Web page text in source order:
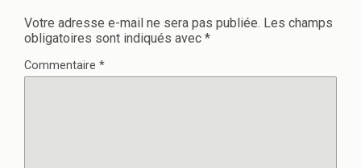
Votre adresse e-mail ne sera pas publiée. Les champs
obligatoires sont indiqués avec *
Commentaire *